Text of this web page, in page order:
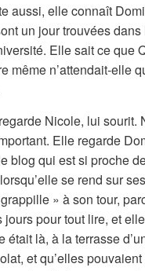
aussi, elle connaît
un jour trouvées
Elle sait ce que
même n’attendait-elle
regarde Nicole, lui sourit.
Elle regarde
blog qui est si proche
se rend sur
» à son tour,
jours pour tout lire, et
était là, à la terrasse
et qu’elles